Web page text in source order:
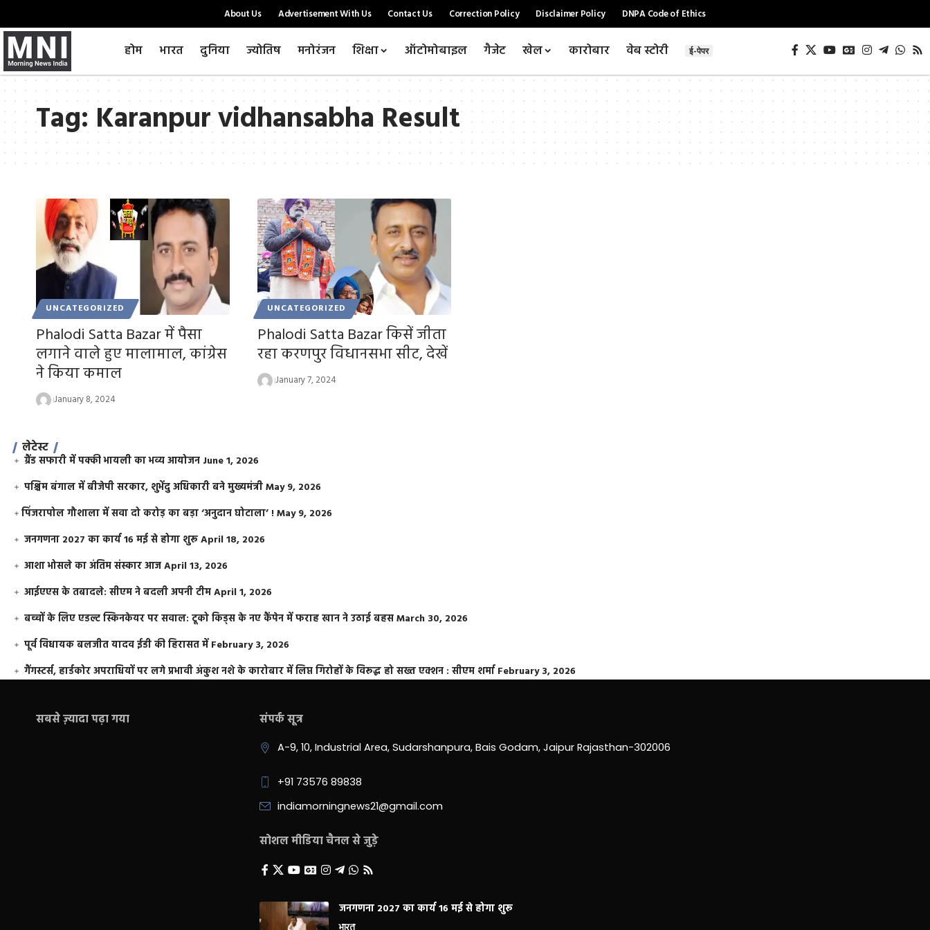
About Us Advertisement With Us Contact Us Correction Policy Disclaimer Policy DNPA Code of Ethics
होम भारत दुनिया ज्योतिष मनोरंजन शिक्षा ऑटोमोबाइल गैजेट खेल कारोबार वेब स्टोरी ई-पेपर
Tag: Karanpur vidhansabha Result
UNCATEGORIZED
Phalodi Satta Bazar में पैसा
लगाने वाले हुए मालामाल, कांग्रेस
ने किया कमाल
January 8, 2024
UNCATEGORIZED
Phalodi Satta Bazar किसें जीता
रहा करणपुर विधानसभा सीट, देखें
January 7, 2024
लेटेस्ट
ग्रैंड सफारी में पक्की भायली का भव्य आयोजन June 1, 2026
पश्चिम बंगाल में बीजेपी सरकार, शुभेंदु अधिकारी बने मुख्यमंत्रीMay 9, 2026
​पिंजरापोल गौशाला में सवा दो करोड़ का बड़ा ‘अनुदान घोटाला’ !May 9, 2026
जनगणना 2027 का कार्य 16 मई से होगा शुरूApril 18, 2026
आशा भोसले का अंतिम संस्कार आजApril 13, 2026
आईएएस के तबादले: सीएम ने बदली अपनी टीमApril 1, 2026
बच्चों के लिए एडल्ट स्किनकेयर पर सवाल: टूको किड्स के नए कैंपेन में फराह खान ने उठाई बहसMarch 30, 2026
पूर्व विधायक बलजीत यादव ईडी की हिरासत में February 3, 2026
गैंगस्टर्स, हार्डकोर अपराधियों पर लगे प्रभावी अंकुश नशे के कारोबार में लिप्त गिरोहों के विरूद्ध हो सख्त एक्शन : सीएम शर्मा February 3, 2026
सबसे ज़्यादा पढ़ा गया संपर्क सूत्र
A-9, 10, Industrial Area, Sudarshanpura, Bais Godam, Jaipur Rajasthan-302006
+91 73576 89838
indiamorningnews21@gmail.com
सोशल मीडिया चैनल से जुड़े
जनगणना 2027 का कार्य 16 मई से होगा शुरू